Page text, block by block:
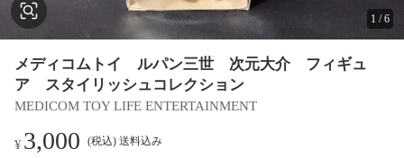
1 /6
メディコムトイ ルパン三世 次元大介 フィギュ
ア スタイリッシュコレクション
MEDICOM TOY LIFE ENTERTAINMENT
¥3,000 (税込) 送料込み